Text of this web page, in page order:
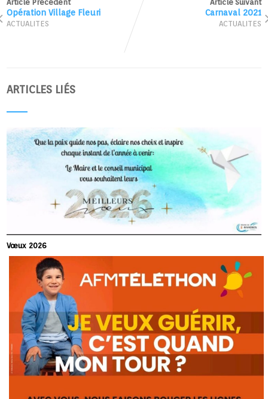
Article Précédent
Opération Village Fleuri
ACTUALITES
Article Suivant
Carnaval 2021
ACTUALITES
ARTICLES LIÉS
Vœux 2026